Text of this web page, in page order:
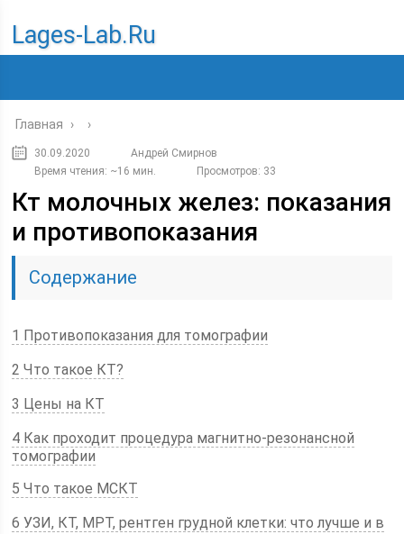
Lages-Lab.ru
Главная › ›
30.09.2020
Андрей Смирнов
Время чтения: ~16 мин.
Просмотров: 33
Кт молочных желез: показания
и противопоказания
Содержание
1 Противопоказания для томографии
2 Что такое КТ?
3 Цены на КТ
4 Как проходит процедура магнитно-резонансной
томографии
5 Что такое МСКТ
6 УЗИ, КТ, МРТ, рентген грудной клетки: что лучше и в